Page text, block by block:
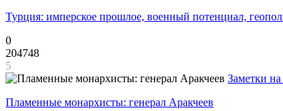
Турция: имперское прошлое, военный потенциал,
0
204748
5
Заметки
Пламенные монархисты: генерал Аракчеев